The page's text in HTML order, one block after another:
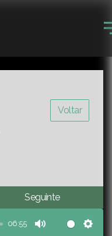
Voltar
Seguinte
06:55